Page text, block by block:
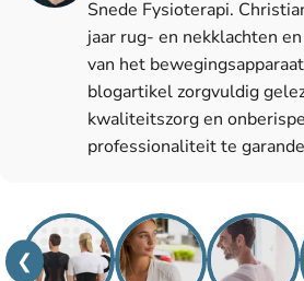
Snede Fysioterapi.
jaar rug- en nekklachten
van het
blogartikel zorgvuldig
kwaliteitszorg en
professionaliteit te
❮